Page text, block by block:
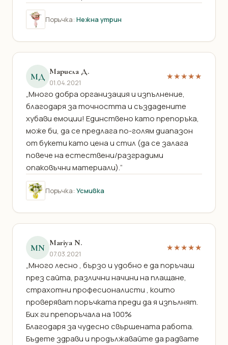
Поръчка: Нежна утрин
МД Мариела Д.
01.04.2021
★★★★★
„Много добра организация и изпълнение,
благодаря за точността и създадените
хубави емоции! Единствено като препоръка,
може би, да се предлага по-голям диапазон
от букети като цена и стил (да се залага
повече на естествени/разградими
опаковъчни материали).“
Поръчка: Усмивка
MN Mariya N.
07.03.2021
★★★★★
„Много лесно , бързо и удобно е да поръчаш
през сайта, различни начини на плащане,
страхотни професионалисти , които
проверяват поръчката преди да я изпълнят.
Бих ги препоръчала на 100%
Благодаря за чудесно свършената работа.
Бъдете здрави и продължавайте да радвате